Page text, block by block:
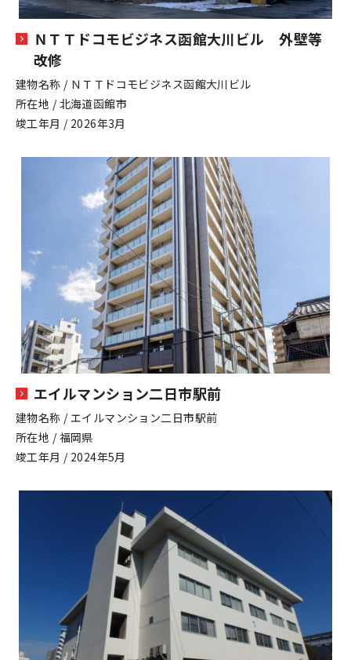
ＮＴＴドコモビジネス函館大川ビル 外壁等
改修
建物名称 / ＮＴＴドコモビジネス函館大川ビル
所在地 / 北海道函館市
竣工年月 / 2026年3月
エイルマンション二日市駅前
建物名称 / エイルマンション二日市駅前
所在地 / 福岡県
竣工年月 / 2024年5月